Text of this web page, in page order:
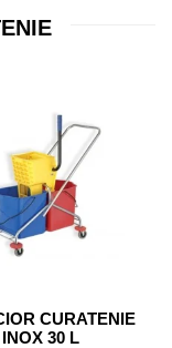
CURATENIE
INOX 30 L